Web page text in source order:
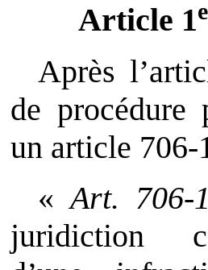
Article 1
Après
de procédure
un article
«Art. 706‑
juridiction